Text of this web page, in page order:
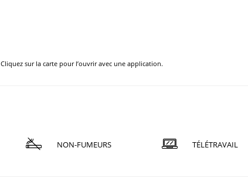
Cliquez sur la carte pour l’ouvrir avec une application.
NON-FUMEURS TÉLÉTRAVAIL